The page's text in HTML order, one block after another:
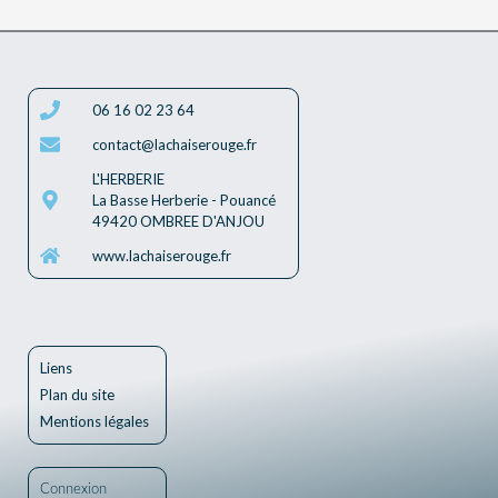
06 16 02 23 64
contact@lachaiserouge.fr
L'HERBERIE
La Basse Herberie - Pouancé
49420 OMBREE D'ANJOU
www.lachaiserouge.fr
Liens
Plan du site
Mentions légales
Connexion